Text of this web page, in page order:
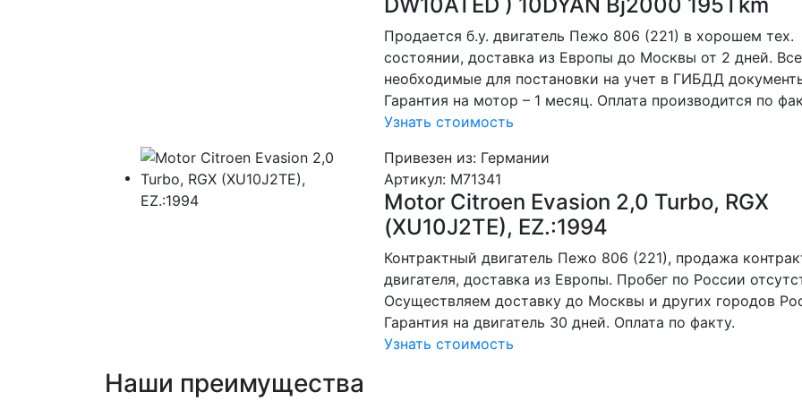
Продается б.у. двигатель Пежо 806 (221) в хорошем тех.
состоянии, доставка из Европы до Москвы от 2 дней. Все
необходимые для постановки на учет в ГИБДД
Гарантия на мотор – 1 месяц. Оплата производится по
Узнать стоимость
Привезен из: Германии
Артикул: M71341
Motor Citroen Evasion 2,0 Turbo, RGX
(XU10J2TE), EZ.:1994
Контрактный двигатель Пежо 806 (221), продажа
двигателя, доставка из Европы. Пробег по России
Осуществляем доставку до Москвы и других городов
Гарантия на двигатель 30 дней. Оплата по факту.
Узнать стоимость
Наши преимущества